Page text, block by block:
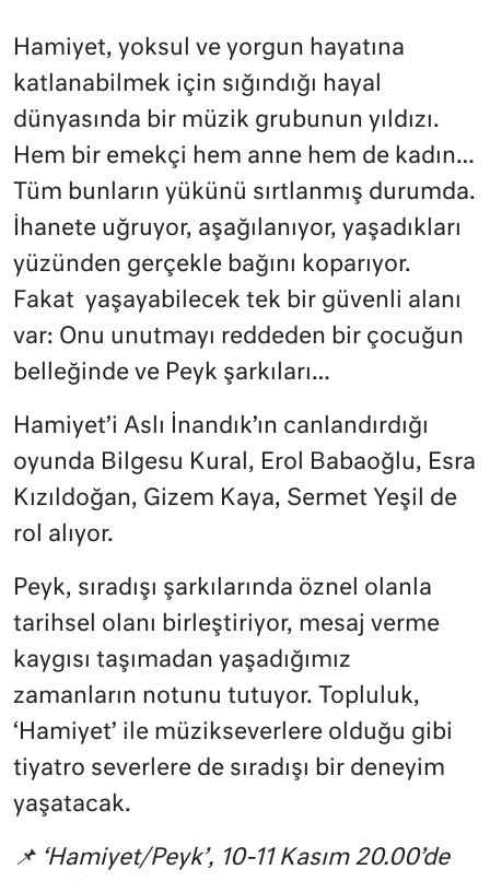
Hamiyet, yoksul ve yorgun hayatına
katlanabilmek için sığındığı hayal
dünyasında bir müzik grubunun yıldızı.
Hem bir emekçi hem anne hem de kadın…
Tüm bunların yükünü sırtlanmış durumda.
İhanete uğruyor, aşağılanıyor, yaşadıkları
yüzünden gerçekle bağını koparıyor.
Fakat yaşayabilecek tek bir güvenli alanı
var: Onu unutmayı reddeden bir çocuğun
belleğinde ve Peyk şarkıları…
Hamiyet’i Aslı İnandık’ın canlandırdığı
oyunda Bilgesu Kural, Erol Babaoğlu, Esra
Kızıldoğan, Gizem Kaya, Sermet Yeşil de
rol alıyor.
Peyk, sıradışı şarkılarında öznel olanla
tarihsel olanı birleştiriyor, mesaj verme
kaygısı taşımadan yaşadığımız
zamanların notunu tutuyor. Topluluk,
‘Hamiyet’ ile müzikseverlere olduğu gibi
tiyatro severlere de sıradışı bir deneyim
yaşatacak.
📌 ‘Hamiyet/Peyk’, 10-11 Kasım 20.00’de